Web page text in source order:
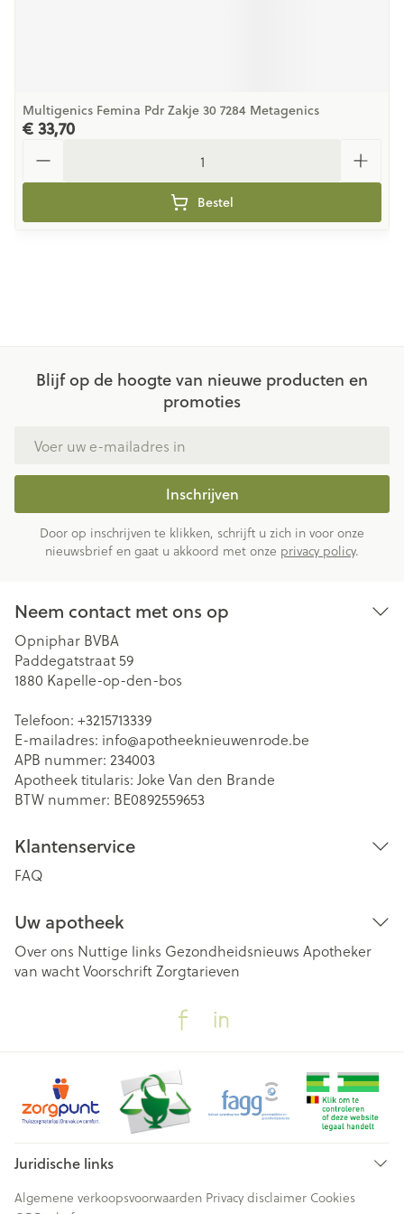
Multigenics Femina Pdr Zakje 30 7284 Metagenics
€ 33,70
Bestel
Blijf op de hoogte van nieuwe producten en
promoties
Inschrijven
Door op inschrijven te klikken, schrijft u zich in voor onze
nieuwsbrief en gaat u akkoord met onze privacy policy.
Neem contact met ons op
Opniphar BVBA
Paddegatstraat 59
1880 Kapelle-op-den-bos
Telefoon: +3215713339
E-mailadres: info@apotheeknieuwenrode.be
APB nummer: 234003
Apotheek titularis: Joke Van den Brande
BTW nummer: BE0892559653
Klantenservice
FAQ
Uw apotheek
Over ons Nuttige links Gezondheidsnieuws Apotheker
van wachtVoorschriftZorgtarieven
Juridische links
Algemene verkoopsvoorwaarden Privacy disclaimer Cookies